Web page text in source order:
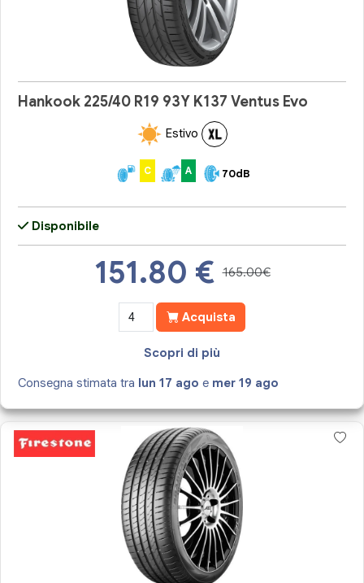
Hankook 225/40 R19 93Y K137 Ventus Evo
Estivo
C A 70dB
Disponibile
151.80 € 165.00€
Acquista
Scopri di più
Consegna stimata tra lun 17 ago e mer 19 ago